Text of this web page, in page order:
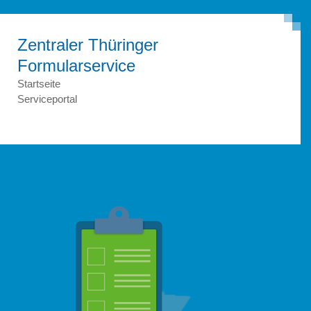
Zentraler Thüringer
Formular­service
Startseite
Serviceportal